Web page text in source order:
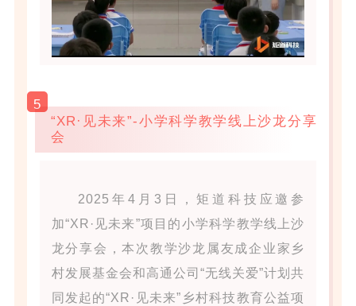
5
“XR·见未来”-小学科学教学线上沙龙分享
会
2025年4月3日，矩道科技应邀参
加“XR·见未来”项目的小学科学教学线上沙
龙分享会，本次教学沙龙属友成企业家乡
村发展基金会和高通公司“无线关爱”计划共
同发起的“XR·见未来”乡村科技教育公益项